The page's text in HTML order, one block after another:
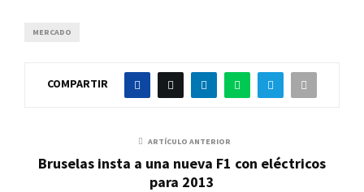
MERCADO
COMPARTIR
ARTÍCULO ANTERIOR
Bruselas insta a una nueva F1 con eléctricos
para 2013